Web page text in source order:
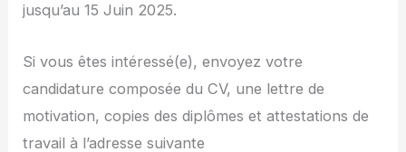
jusqu’au 15 Juin 2025.
Si vous êtes intéressé(e), envoyez votre
candidature composée du CV, une lettre de
motivation, copies des diplômes et attestations de
travail à l’adresse suivante